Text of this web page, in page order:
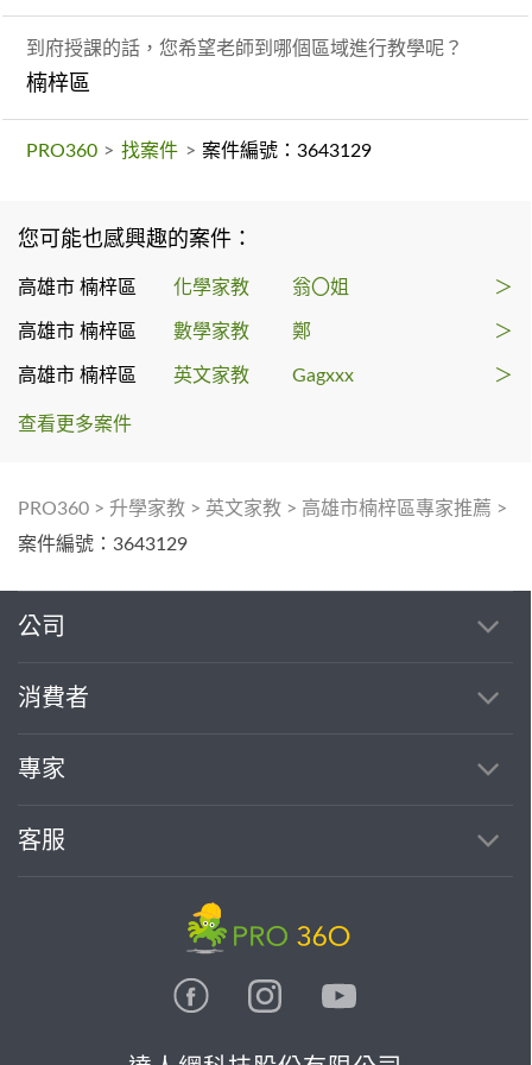
到府授課的話，您希望老師到哪個區域進行教學呢？
楠梓區
PRO360 > 找案件 > 案件編號：3643129
您可能也感興趣的案件：
高雄市 楠梓區 化學家教 翁〇姐 ＞
高雄市 楠梓區 數學家教 鄭 ＞
高雄市 楠梓區 英文家教 Gagxxx ＞
查看更多案件
PRO360 > 升學家教 > 英文家教 > 高雄市楠梓區專家推薦 >
案件編號：3643129
公司
消費者
專家
客服